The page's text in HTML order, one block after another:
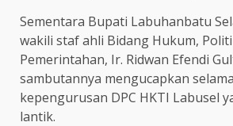
Sementara Bupati Labuhanbatu
wakili staf ahli Bidang Hukum,
Pemerintahan, Ir. Ridwan Efendi
sambutannya mengucapkan
kepengurusan DPC HKTI Labusel
lantik.